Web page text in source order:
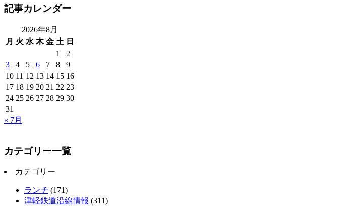
ト
索:
記事カレンダー
2026年8月
月 火 水 木 金 土 日
1
2
3
4 5 6 7 8
9
10 11 12 13 14 15 16
17 18 19 20 21 22 23
24 25 26 27 28 29 30
31
« 7月
カテゴリー一覧
カテゴリー
ランチ (171)
津軽鉄道沿線情報 (311)